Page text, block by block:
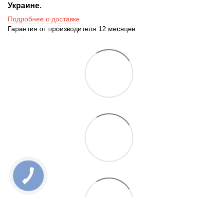
Украине.
Подробнее о доставке
Гарантия от производителя 12 месяцев